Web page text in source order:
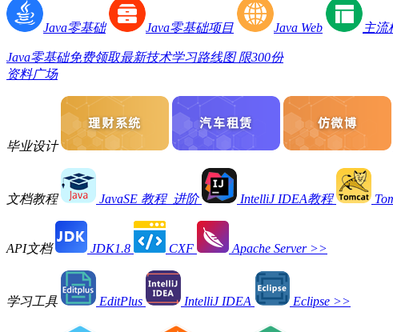
Java零基础 Java零基础项目 Java Web 主流
Java零基础免费领取最新技术学习路线图 限300份
资料广场
毕业设计
文档教程 JavaSE 教程_进阶 IntelliJ IDEA教程
API文档 JDK1.8 CXF Apache Server >>
学习工具 EditPlus IntelliJ IDEA Eclipse >>